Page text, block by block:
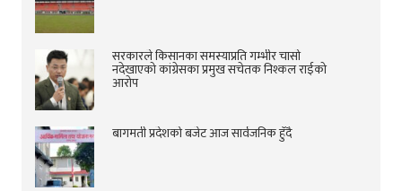
सरकारले किसानका समस्याप्रति गम्भीर चासो
नदेखाएको कांग्रेसका प्रमुख सचेतक निश्कल राईको
आरोप
बागमती प्रदेशको बजेट आज सार्वजनिक हुँदै